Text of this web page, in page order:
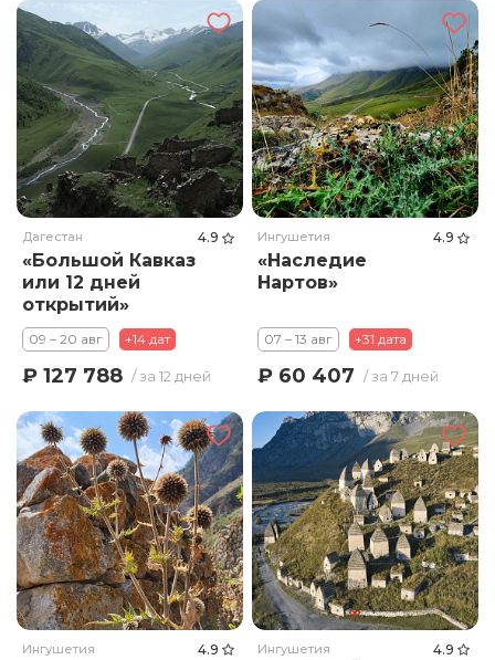
Дагестан 4.9
«Большой Кавказ
или 12 дней
открытий»
09 – 20 авг +14 дат
₽ 127 788 / за 12 дней
Ингушетия 4.9
«Наследие
Нартов»
07 – 13 авг +31 дата
₽ 60 407 / за 7 дней
Ингушетия 4.9 Ингушетия 4.9